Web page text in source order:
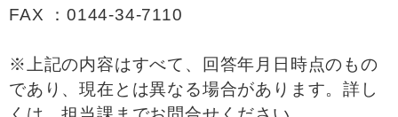
FAX ：0144-34-7110
※上記の内容はすべて、回答年月日時点のもの
であり、現在とは異なる場合があります。詳し